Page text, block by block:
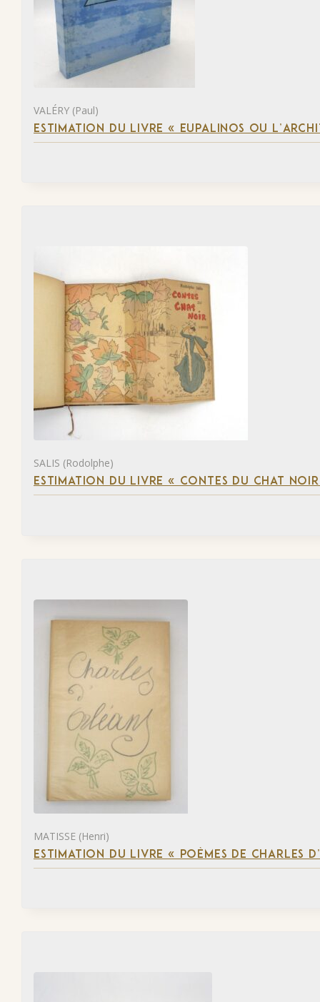
VALÉRY (Paul)
ESTIMATION DU LIVRE « EUPALINOS OU
SALIS (Rodolphe)
ESTIMATION DU LIVRE « CONTES DU CHAT
MATISSE (Henri)
ESTIMATION DU LIVRE « POÈMES DE CHARLES